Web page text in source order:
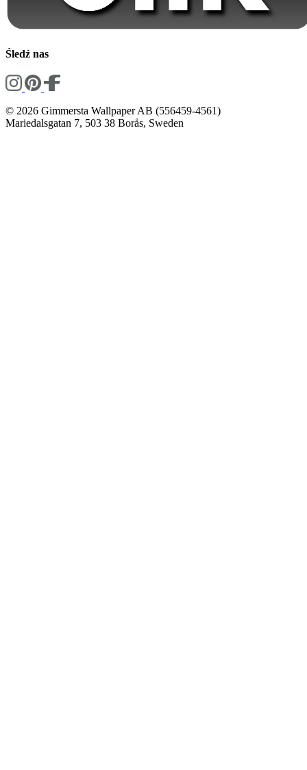
Śledź nas
© 2026 Gimmersta Wallpaper AB (556459-4561)
Mariedalsgatan 7, 503 38 Borås, Sweden